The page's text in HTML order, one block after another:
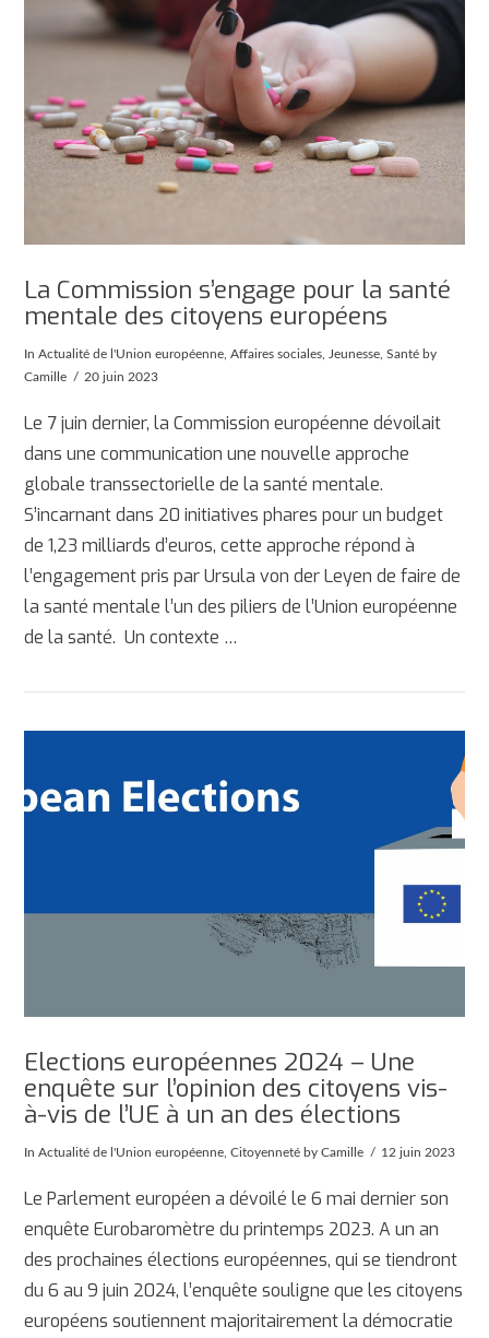
La Commission s’engage pour la santé
mentale des citoyens européens
InActualité de l'Union européenne ,Affaires sociales Jeunesse ,Santé by
Camille
20 juin 2023
Le 7 juin dernier, la Commission européenne dévoilait
dans une communication une nouvelle approche
globale transsectorielle de la santé mentale.
S’incarnant dans 20 initiatives phares pour un budget
de 1,23 milliards d’euros, cette approche répond à
l’engagement pris par Ursula von der Leyen de faire de
la santé mentale l’un des piliers de l’Union européenne
de la santé. Un contexte …
Elections européennes 2024 – Une
enquête sur l’opinion des citoyens vis-
à-vis de l’UE à un an des élections
InActualité de l'Union européenne ,Citoyenneté by Camille 12 juin 2023
Le Parlement européen a dévoilé le 6 mai dernier son
enquête Eurobaromètre du printemps 2023. A un an
des prochaines élections européennes, qui se tiendront
du 6 au 9 juin 2024, l’enquête souligne que les citoyens
européens soutiennent majoritairement la démocratie